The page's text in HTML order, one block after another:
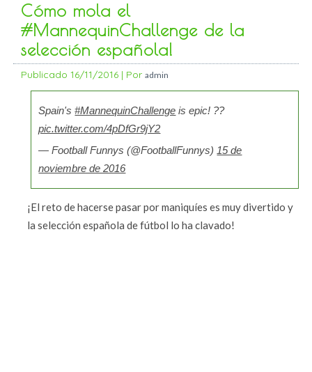
Cómo mola el
#MannequinChallenge de la
selección española!
Publicado 16/11/2016 | Por admin
Spain's#MannequinChallenge is epic! ??
pic.twitter.com/4pDfGr9jY2
— Football Funnys (@FootballFunnys)15 de
noviembre de 2016
¡El reto de hacerse pasar por maniquíes es muy divertido y
la selección española de fútbol lo ha clavado!